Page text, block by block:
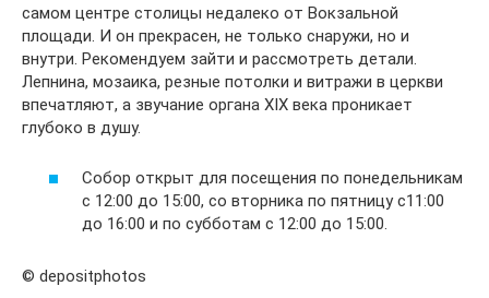
самом центре столицы недалеко от Вокзальной
площади. И он прекрасен, не только снаружи, но и
внутри. Рекомендуем зайти и рассмотреть детали.
Лепнина, мозаика, резные потолки и витражи в церкви
впечатляют, а звучание органа XIX века проникает
глубоко в душу.
Собор открыт для посещения по понедельникам
с 12:00 до 15:00, со вторника по пятницу с11:00
до 16:00 и по субботам с 12:00 до 15:00.
© depositphotos